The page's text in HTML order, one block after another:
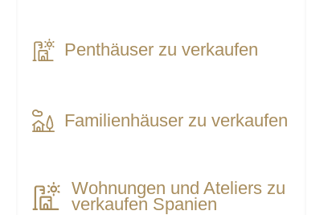
Penthäuser zu verkaufen
Familienhäuser zu verkaufen
Wohnungen und Ateliers zu
verkaufen Spanien